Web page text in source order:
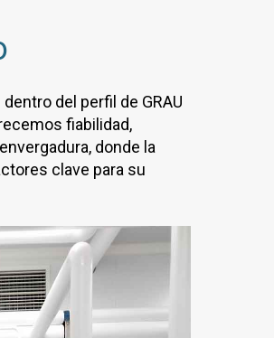
del perfil de GRAU
fiabilidad,
donde la
clave para su